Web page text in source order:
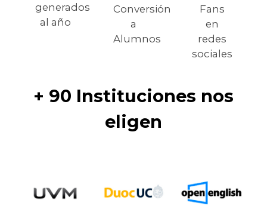
generados
al año
Conversión
a
Alumnos
Fans
en
redes
sociales
+ 90 Instituciones nos
eligen